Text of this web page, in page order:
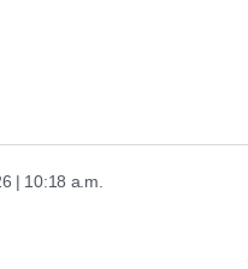
| 10:18 a.m.